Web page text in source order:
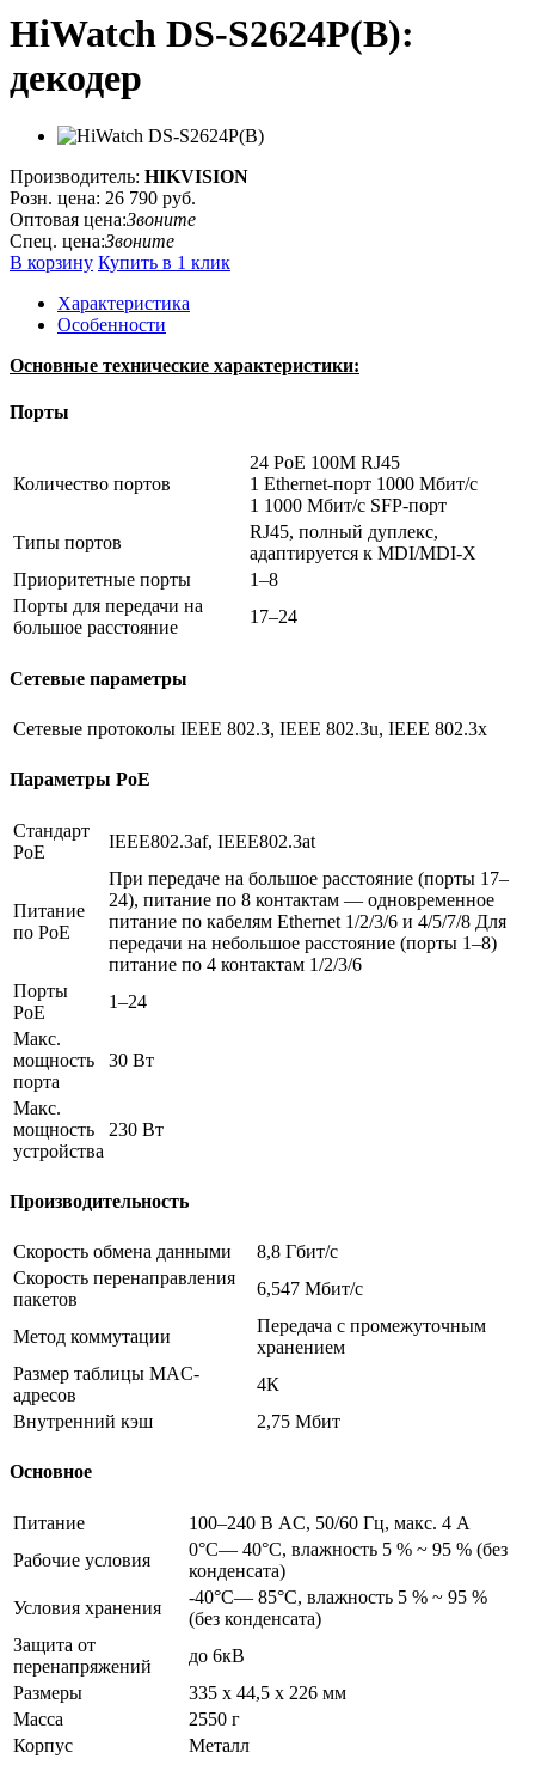
HiWatch DS-S2624P(B):
декодер
Производитель: HIKVISION
Розн. цена: 26 790 руб.
Оптовая цена:Звоните
Спец. цена:Звоните
В корзину Купить в 1 клик
Характеристика
Особенности
Основные технические характеристики:
Порты
Количество портов
24 PoE 100M RJ45
1 Ethernеt-порт 1000 Мбит/с
1 1000 Мбит/с SFP-порт
Типы портов
RJ45, полный дуплекс,
адаптируется к MDI/MDI-X
Приоритетные порты
1–8
Порты для передачи на
большое расстояние
17–24
Сетевые параметры
Сетевые протоколы IEEE 802.3, IEEE 802.3u, IEEE 802.3x
Параметры PoE
Стандарт
PoE
IEEE802.3af, IEEE802.3at
Питание
по PoE
При передаче на большое расстояние (порты 17–
24), питание по 8 контактам — одновременное
питание по кабелям Ethernet 1/2/3/6 и 4/5/7/8 Для
передачи на небольшое расстояние (порты 1–8)
питание по 4 контактам 1/2/3/6
Порты
PoE
1–24
Макс.
мощность
порта
30 Вт
Макс.
мощность
устройства
230 Вт
Производительность
Скорость обмена данными
8,8 Гбит/с
Скорость перенаправления
пакетов
6,547 Мбит/с
Метод коммутации
Передача с промежуточным
хранением
Размер таблицы MAC-
адресов
4К
Внутренний кэш
2,75 Мбит
Основное
Питание
100–240 В AC, 50/60 Гц, макс. 4 А
Рабочие условия
0°C— 40°C, влажность 5 % ~ 95 % (без
конденсата)
Условия хранения
-40°C— 85°C, влажность 5 % ~ 95 %
(без конденсата)
Защита от
перенапряжений
до 6кВ
Размеры
335 х 44,5 х 226 мм
Масса
2550 г
Корпус
Металл